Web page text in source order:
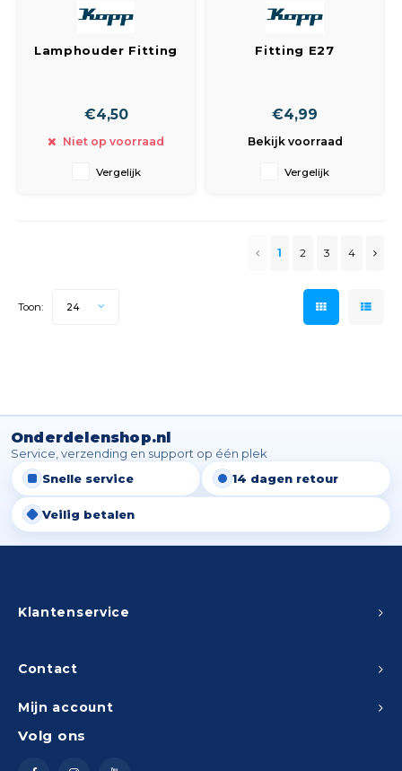
Lamphouder Fitting
€4,50
Niet op voorraad
Vergelijk
Fitting E27
€4,99
Bekijk voorraad
Vergelijk
1 2 3 4
Toon: 24
Onderdelenshop.nl
Service, verzending en support op één plek
Snelle service
14 dagen retour
Veilig betalen
Contact
Klantenservice
Mijn account
Volg ons